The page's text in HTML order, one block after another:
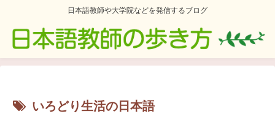
日本語教師や大学院などを発信するブログ
いろどり生活の日本語